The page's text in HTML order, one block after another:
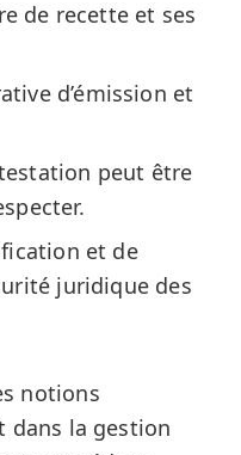
de recette et ses
d’émission et
peut être
et de
juridique des
notions
dans la gestion